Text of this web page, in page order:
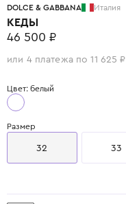
DOLCE & GABBANA Италия
КЕДЫ
46 500 ₽
или 4 платежа по 11 625 ₽
Цвет: белый
Размер
32 33